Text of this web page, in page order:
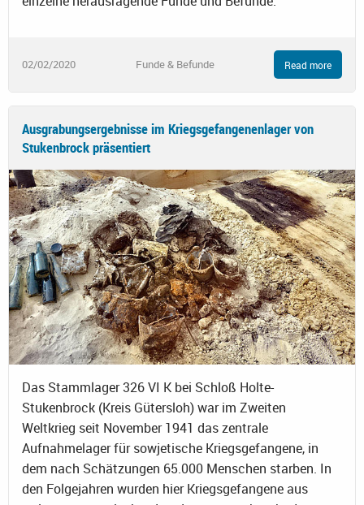
02/02/2020 Funde & Befunde Read more
Ausgrabungsergebnisse im Kriegsgefangenenlager von
Stukenbrock präsentiert
Das Stammlager 326 VI K bei Schloß Holte-
Stukenbrock (Kreis Gütersloh) war im Zweiten
Weltkrieg seit November 1941 das zentrale
Aufnahmelager für sowjetische Kriegsgefangene, in
dem nach Schätzungen 65.000 Menschen starben. In
den Folgejahren wurden hier Kriegsgefangene aus